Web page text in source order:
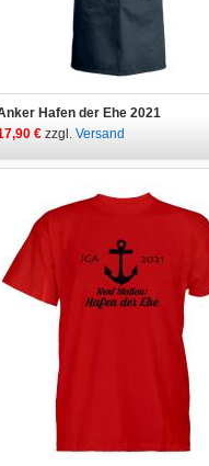
Hafen der Ehe 2021
€ zzgl. Versand